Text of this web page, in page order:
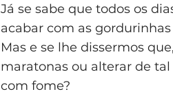
Já se sabe que todos os
acabar com as
Mas e se lhe dissermos
maratonas ou alterar de
com fome?